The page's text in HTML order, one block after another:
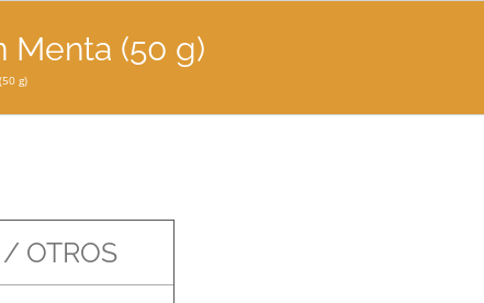
Menta (50 g)
g)
OTROS